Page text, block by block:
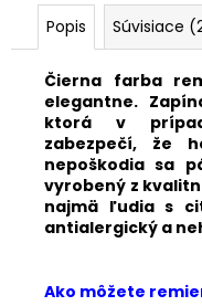
Popis Súvisiace
Čierna farba
elegantne.
ktorá v
zabezpečí, že
nepoškodia sa
vyrobený z
najmä ľudia s
antialergický a
Ako môžete
OCELE
M4950
€33,50